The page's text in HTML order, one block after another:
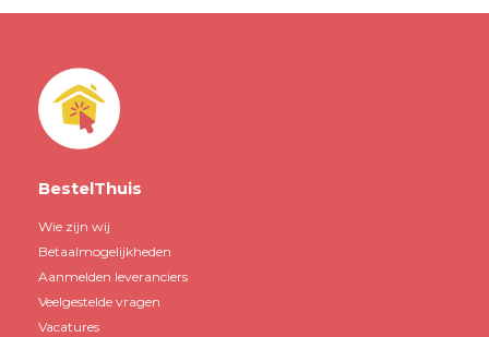
BestelThuis
Wie zijn wij
Betaalmogelijkheden
Aanmelden leveranciers
Veelgestelde vragen
Vacatures